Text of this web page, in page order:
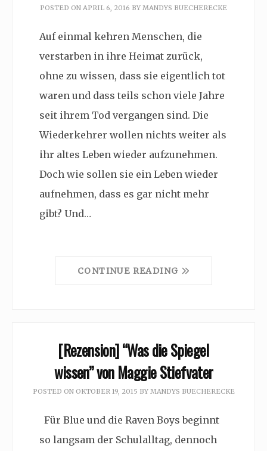
POSTED ON APRIL 6, 2016 BY MANDYS BUECHERECKE
Auf einmal kehren Menschen, die
verstarben in ihre Heimat zurück,
ohne zu wissen, dass sie eigentlich tot
waren und dass teils schon viele Jahre
seit ihrem Tod vergangen sind. Die
Wiederkehrer wollen nichts weiter als
ihr altes Leben wieder aufzunehmen.
Doch wie sollen sie ein Leben wieder
aufnehmen, dass es gar nicht mehr
gibt? Und…
CONTINUE READING
[Rezension] “Was die Spiegel
wissen” von Maggie Stiefvater
POSTED ON OKTOBER 19, 2015 BY MANDYS BUECHERECKE
Für Blue und die Raven Boys beginnt
so langsam der Schulalltag, dennoch